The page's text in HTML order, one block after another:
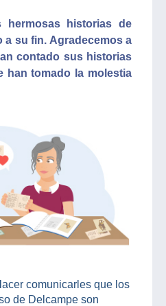
hermosas historias de
a su fin. Agradecemos a
contado sus historias
han tomado la molestia
comunicarles que los
de Delcampe son